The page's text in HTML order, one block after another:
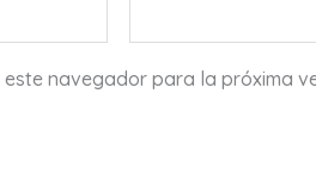
navegador para la próxima